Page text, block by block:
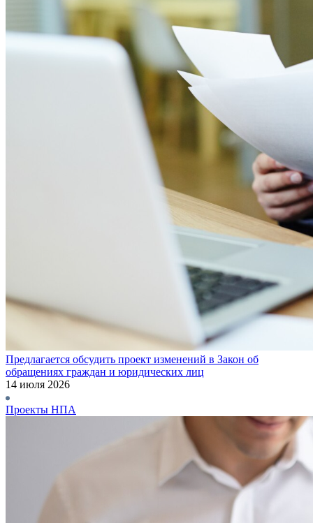
Предлагается обсудить проект изменений в Закон об
обращениях граждан и юридических лиц
14 июля 2026
Проекты НПА